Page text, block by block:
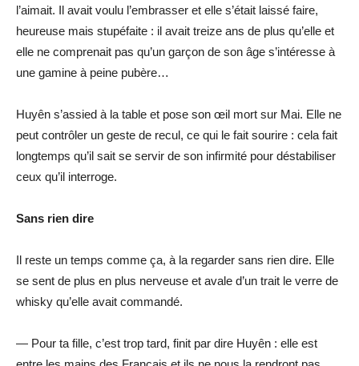
l’aimait. Il avait voulu l’embrasser et elle s’était laissé faire,
heureuse mais stupéfaite : il avait treize ans de plus qu’elle et
elle ne comprenait pas qu’un garçon de son âge s’intéresse à
une gamine à peine pubère…
Huyên s’assied à la table et pose son œil mort sur Mai. Elle ne
peut contrôler un geste de recul, ce qui le fait sourire : cela fait
longtemps qu’il sait se servir de son infirmité pour déstabiliser
ceux qu’il interroge.
Sans rien dire
Il reste un temps comme ça, à la regarder sans rien dire. Elle
se sent de plus en plus nerveuse et avale d’un trait le verre de
whisky qu’elle avait commandé.
— Pour ta fille, c’est trop tard, finit par dire Huyên : elle est